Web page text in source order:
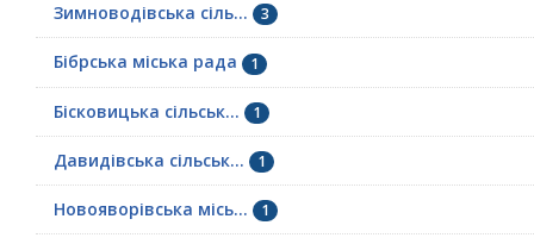
Зимноводівська сіль... 3
Бібрська міська рада 1
Бісковицька сільськ... 1
Давидівська сільськ... 1
Новояворівська місь... 1